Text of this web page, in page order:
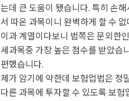
는데 큰 도움이 됐습니다. 특히 손
서 따온 과목이니 완벽하게 할 수
이과 계열이다보니 법쪽은 문외한
세과목중 가장 높은 점수를 받았습
편했습니다.
제가 암기에 약한데 보험업법은 정
다른 과목에 투자할 수 있도록 보